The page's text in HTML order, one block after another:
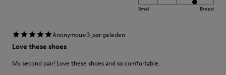
Smal Breed
Anonymous·3 jaar geleden
Love these shoes
My second pair! Love these shoes and so comfortable.